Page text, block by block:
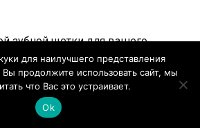
зубной щетки для вашего
индивидуальное. Разные модели
функции и удобства, но в любом
внимание на качество
щетки возрастным
для наилучшего представления
Вы продолжите использовать сайт, мы
что Вас это устраивает.
Ok